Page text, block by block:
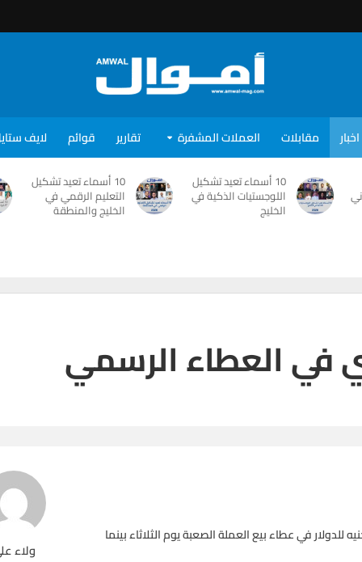
اخبار مقابلات العملات المشفرة تقارير قوائم لايف
10 أسماء تعيد تشكيل
اللوجستيات الذكية في
الخليج
10 أسماء تعيد تشكيل
التعليم الرقمي في
الخليج والمنطقة
في العطاء الرسمي
ولاء
البنك المركزي المصري على سعر الجنيه دون تغيير عند 7.73 جنيه للدولار في عطاء بيع العملة الصعبة يوم الثلاثاء بينما